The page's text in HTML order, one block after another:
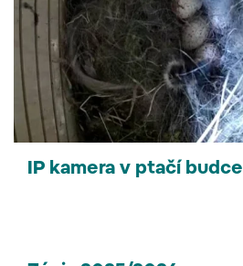
IP kamera v ptačí budce